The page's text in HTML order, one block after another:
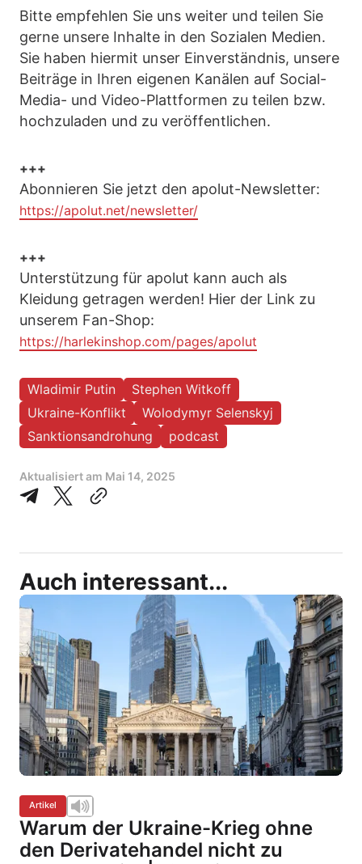
Bitte empfehlen Sie uns weiter und teilen Sie
gerne unsere Inhalte in den Sozialen Medien.
Sie haben hiermit unser Einverständnis, unsere
Beiträge in Ihren eigenen Kanälen auf Social-
Media- und Video-Plattformen zu teilen bzw.
hochzuladen und zu veröffentlichen.
+++
Abonnieren Sie jetzt den apolut-Newsletter:
https://apolut.net/newsletter/
+++
Unterstützung für apolut kann auch als
Kleidung getragen werden! Hier der Link zu
unserem Fan-Shop:
https://harlekinshop.com/pages/apolut
Wladimir Putin
Stephen Witkoff
Ukraine-Konflikt
Wolodymyr Selenskyj
Sanktionsandrohung
podcast
Aktualisiert am Mai 14, 2025
Auch interessant...
Artikel
Warum der Ukraine-Krieg ohne
den Derivatehandel nicht zu